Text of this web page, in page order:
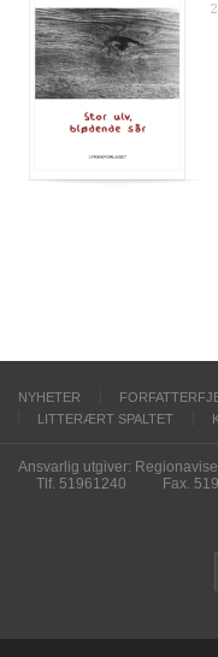
NYHETER
LITTERÆRT SPALTET
Ansvarlig utgiver:
Tlf. 51961240
Fax.